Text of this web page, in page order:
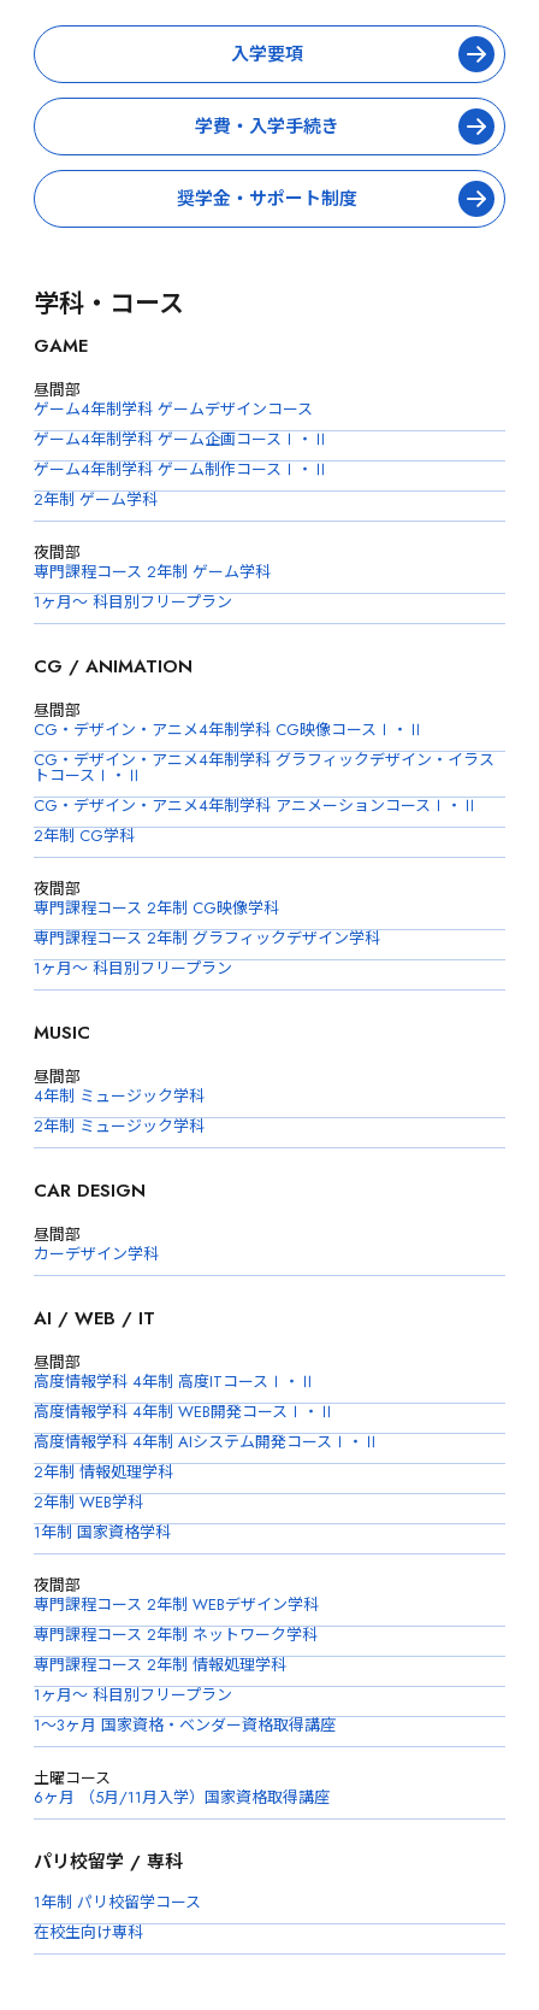
入学要項
学費・入学手続き
奨学金・サポート制度
学科・コース
GAME
昼間部
ゲーム4年制学科 ゲームデザインコース
ゲーム4年制学科 ゲーム企画コースⅠ・Ⅱ
ゲーム4年制学科 ゲーム制作コースⅠ・Ⅱ
2年制 ゲーム学科
夜間部
専門課程コース 2年制 ゲーム学科
1ヶ月〜 科目別フリープラン
CG / ANIMATION
昼間部
CG・デザイン・アニメ4年制学科 CG映像コースⅠ・Ⅱ
CG・デザイン・アニメ4年制学科 グラフィックデザイン・イラス
トコースⅠ・Ⅱ
CG・デザイン・アニメ4年制学科 アニメーションコースⅠ・Ⅱ
2年制 CG学科
夜間部
専門課程コース 2年制 CG映像学科
専門課程コース 2年制 グラフィックデザイン学科
1ヶ月〜 科目別フリープラン
MUSIC
昼間部
4年制 ミュージック学科
2年制 ミュージック学科
CAR DESIGN
昼間部
カーデザイン学科
AI / WEB / IT
昼間部
高度情報学科 4年制 高度ITコースⅠ・Ⅱ
高度情報学科 4年制 WEB開発コースⅠ・Ⅱ
高度情報学科 4年制 AIシステム開発コースⅠ・Ⅱ
2年制 情報処理学科
2年制 WEB学科
1年制 国家資格学科
夜間部
専門課程コース 2年制 WEBデザイン学科
専門課程コース 2年制 ネットワーク学科
専門課程コース 2年制 情報処理学科
1ヶ月〜 科目別フリープラン
1〜3ヶ月 国家資格・ベンダー資格取得講座
土曜コース
6ヶ月 （5月/11月入学）国家資格取得講座
パリ校留学 / 専科
1年制 パリ校留学コース
在校生向け専科